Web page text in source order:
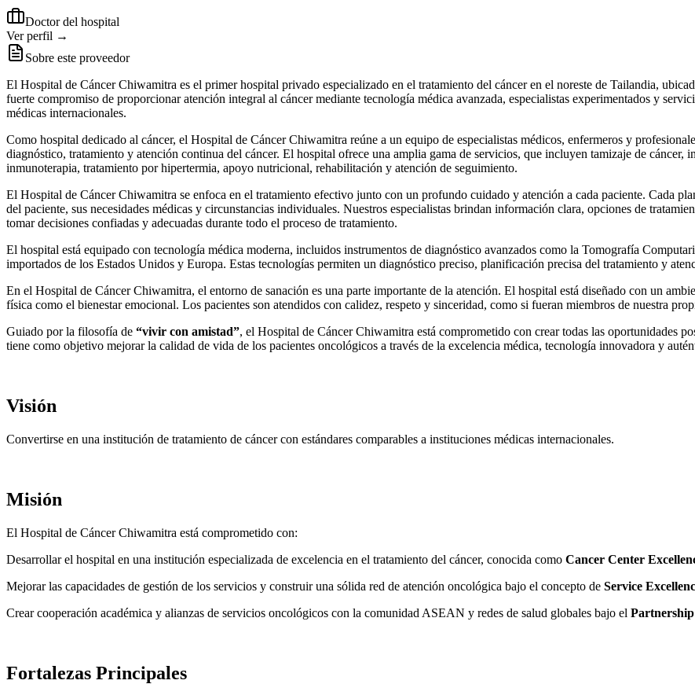
Doctor del hospital
Ver perfil →
Sobre este proveedor
El Hospital de Cáncer Chiwamitra es el primer hospital privado especializado en el tratamiento del cáncer en el noreste de Tailandia,
fuerte compromiso de proporcionar atención integral al cáncer mediante tecnología médica avanzada, especialistas experimentados y
médicas internacionales.
Como hospital dedicado al cáncer, el Hospital de Cáncer Chiwamitra reúne a un equipo de especialistas médicos, enfermeros y
diagnóstico, tratamiento y atención continua del cáncer. El hospital ofrece una amplia gama de servicios, que incluyen tamizaje de
inmunoterapia, tratamiento por hipertermia, apoyo nutricional, rehabilitación y atención de seguimiento.
El Hospital de Cáncer Chiwamitra se enfoca en el tratamiento efectivo junto con un profundo cuidado y atención a cada paciente. Cada
del paciente, sus necesidades médicas y circunstancias individuales. Nuestros especialistas brindan información clara, opciones de
tomar decisiones confiadas y adecuadas durante todo el proceso de tratamiento.
El hospital está equipado con tecnología médica moderna, incluidos instrumentos de diagnóstico avanzados como la Tomografía
importados de los Estados Unidos y Europa. Estas tecnologías permiten un diagnóstico preciso, planificación precisa del tratamiento y
En el Hospital de Cáncer Chiwamitra, el entorno de sanación es una parte importante de la atención. El hospital está diseñado con un
física como el bienestar emocional. Los pacientes son atendidos con calidez, respeto y sinceridad, como si fueran miembros de nuestra
Guiado por la filosofía de “vivir con amistad”, el Hospital de Cáncer Chiwamitra está comprometido con crear todas las oportunidades
tiene como objetivo mejorar la calidad de vida de los pacientes oncológicos a través de la excelencia médica, tecnología innovadora y
Visión
Convertirse en una institución de tratamiento de cáncer con estándares comparables a instituciones médicas internacionales.
Misión
El Hospital de Cáncer Chiwamitra está comprometido con:
Desarrollar el hospital en una institución especializada de excelencia en el tratamiento del cáncer, conocida como Cancer Center
Mejorar las capacidades de gestión de los servicios y construir una sólida red de atención oncológica bajo el concepto de Service
Crear cooperación académica y alianzas de servicios oncológicos con la comunidad ASEAN y redes de salud globales bajo el
Fortalezas Principales